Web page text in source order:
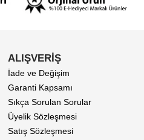
ALIŞVERİŞ
İade ve Değişim
Garanti Kapsamı
Sıkça Sorulan Sorular
Üyelik Sözleşmesi
Satış Sözleşmesi